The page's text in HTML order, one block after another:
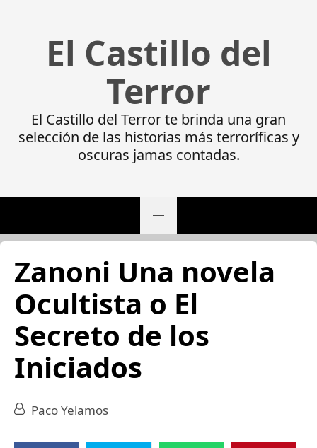
El Castillo del
Terror
El Castillo del Terror te brinda una gran
selección de las historias más terroríficas y
oscuras jamas contadas.
Zanoni Una novela
Ocultista o El
Secreto de los
Iniciados
Paco Yelamos